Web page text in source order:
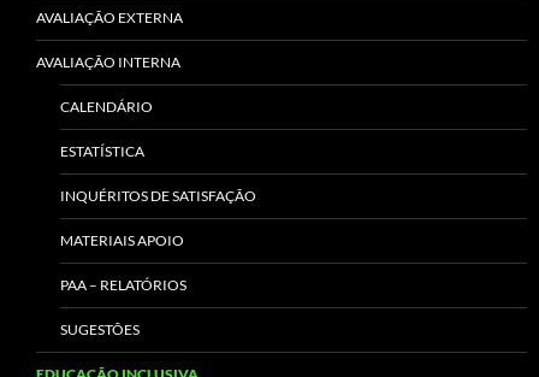
AVALIAÇÃO EXTERNA
AVALIAÇÃO INTERNA
CALENDÁRIO
ESTATÍSTICA
INQUÉRITOS DE SATISFAÇÃO
MATERIAIS APOIO
PAA – RELATÓRIOS
SUGESTÕES